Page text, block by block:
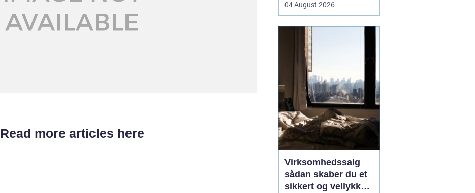
Read more articles here
spanske barer, er
fortolket på nye måder
med danske råvarer og
nordiske smage. Mange
vælger tapas til både
hverdag og fest, fordi det
samler...
04 August 2026
Virksomhedssalg
sådan skaber du et
sikkert og vellykket